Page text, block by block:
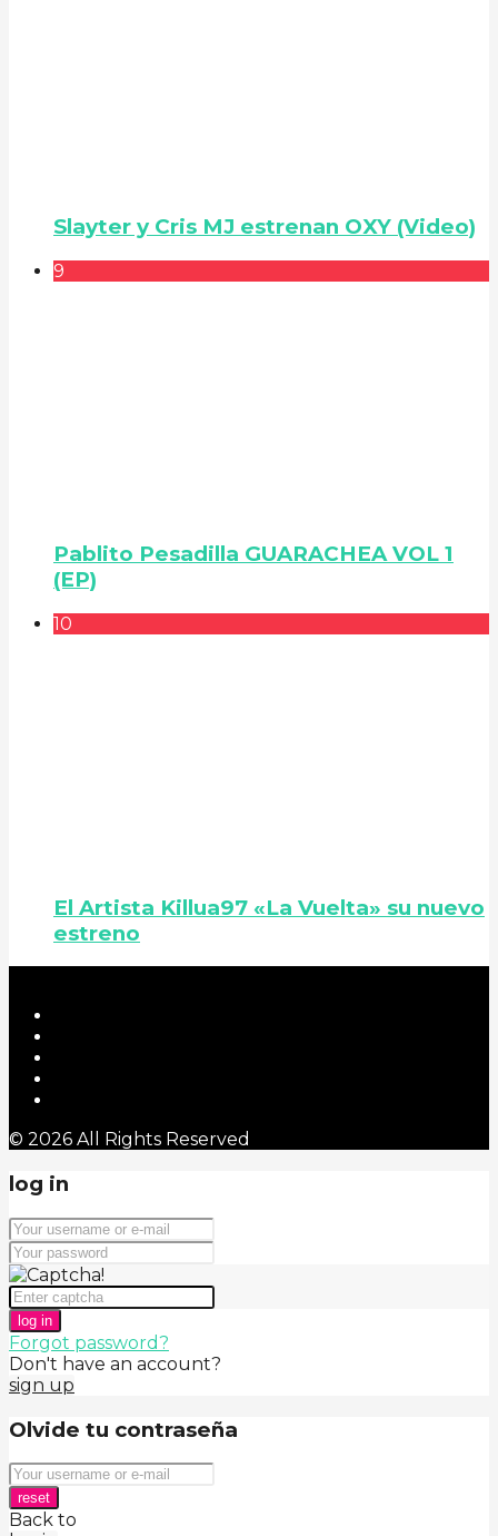
Slayter y Cris MJ estrenan OXY (Video)
9
Pablito Pesadilla GUARACHEA VOL 1
(EP)
10
El Artista Killua97 «La Vuelta» su nuevo
estreno
© 2026 All Rights Reserved
log in
log in
Forgot password?
Don't have an account?
sign up
Olvide tu contraseña
reset
Back to